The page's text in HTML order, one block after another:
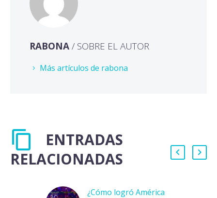
RABONA/ SOBRE EL AUTOR
Más artículos de rabona
ENTRADAS
RELACIONADAS
¿Cómo logró América